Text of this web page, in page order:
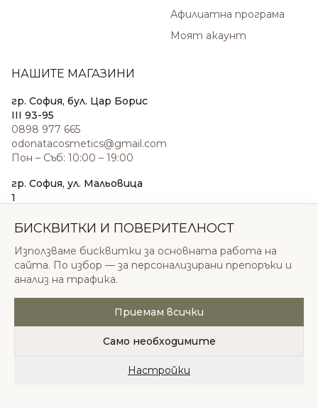
Афилиатна програма
Моят акаунт
НАШИТЕ МАГАЗИНИ
гр. София, бул. Цар Борис
III 93-95
0898 977 665
odonatacosmetics@gmail.com
Пон – Съб: 10:00 – 19:00
гр. София, ул. Мальовица
1
sales@odonatacosmetics.com
Нед: 11:00 – 18:00
© 2026 Одоната Козметикс ООД. Всички права
запазени.
Политика за поверителностОбщи условия
БИСКВИТКИ И ПОВЕРИТЕЛНОСТ
Използваме бисквитки за основната работа на
сайта. По избор — за персонализирани препоръки и
анализ на трафика.
Приемам всички
Само необходимите
Настройки